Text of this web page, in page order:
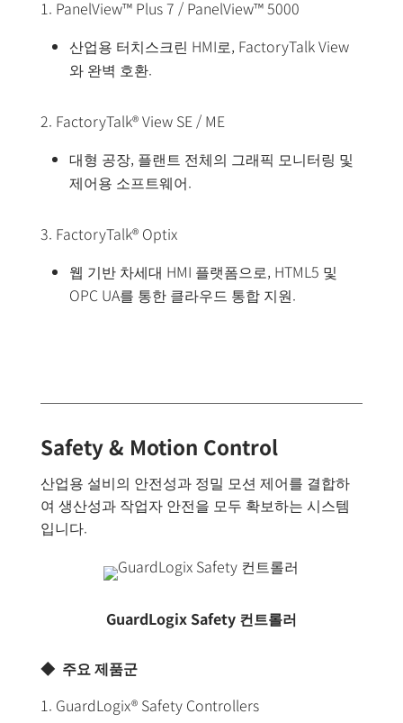
1. PanelView™ Plus 7 / PanelView™ 5000
산업용 터치스크린 HMI로, FactoryTalk View
와 완벽 호환.
2. FactoryTalk® View SE / ME
대형 공장, 플랜트 전체의 그래픽 모니터링 및
제어용 소프트웨어.
3. FactoryTalk® Optix
웹 기반 차세대 HMI 플랫폼으로, HTML5 및
OPC UA를 통한 클라우드 통합 지원.
Safety & Motion Control
산업용 설비의 안전성과 정밀 모션 제어를 결합하
여 생산성과 작업자 안전을 모두 확보하는 시스템
입니다.
GuardLogix Safety 컨트롤러
◆ 주요 제품군
1. GuardLogix® Safety Controllers